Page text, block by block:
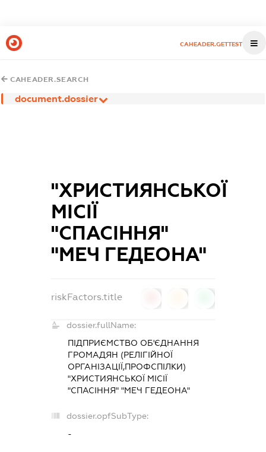
CAHEADER.GETTEST
CAHEADER.SEARCH
document.dossier
"ХРИСТИЯНСЬКОЇ
МІСІЇ
"СПАСІННЯ"
"МЕЧ ГЕДЕОНА"
riskFactors.title
dossier.fullName:
ПІДПРИЄМСТВО ОБ'ЄДНАННЯ
ГРОМАДЯН (РЕЛІГІЙНОЇ
ОРГАНІЗАЦІЇ,ПРОФСПІЛКИ)
"ХРИСТИЯНСЬКОЇ МІСІЇ
"СПАСІННЯ" "МЕЧ ГЕДЕОНА"
dossier.opfSubType:
-